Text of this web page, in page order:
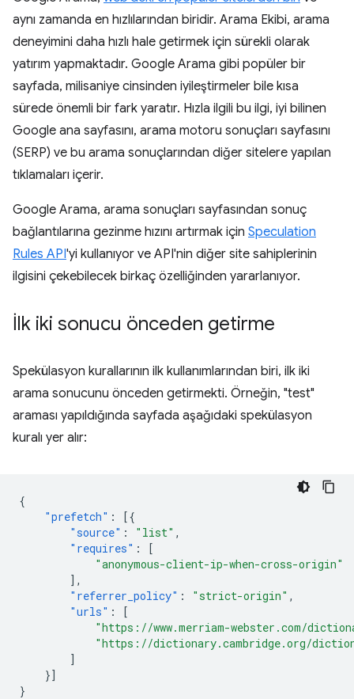
aynı zamanda en hızlılarından biridir. Arama Ekibi, arama
deneyimini daha hızlı hale getirmek için sürekli olarak
yatırım yapmaktadır. Google Arama gibi popüler bir
sayfada, milisaniye cinsinden iyileştirmeler bile kısa
sürede önemli bir fark yaratır. Hızla ilgili bu ilgi, iyi bilinen
Google ana sayfasını, arama motoru sonuçları sayfasını
(SERP) ve bu arama sonuçlarından diğer sitelere yapılan
tıklamaları içerir.
Google Arama, arama sonuçları sayfasından sonuç
bağlantılarına gezinme hızını artırmak için Speculation
Rules API'yi kullanıyor ve API'nin diğer site sahiplerinin
ilgisini çekebilecek birkaç özelliğinden yararlanıyor.
İlk iki sonucu önceden getirme
Spekülasyon kurallarının ilk kullanımlarından biri, ilk iki
arama sonucunu önceden getirmekti. Örneğin, "test"
araması yapıldığında sayfada aşağıdaki spekülasyon
kuralı yer alır:
{
"prefetch" :
[{
"source" : "list" ,
"requires" :
[
"anonymous-client-ip-when-cross-origin"
],
"referrer_policy" : "strict-origin" ,
"urls" :
[
"https://www.merriam-webster.com/
"https://dictionary.cambridge.org/
]
}]
}